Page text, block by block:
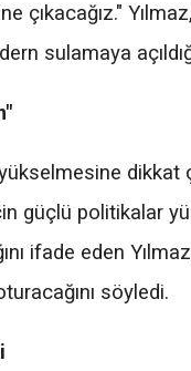
çıkacağız."
sulamaya
dikkat
güçlü politikalar
ifade eden
söyledi.